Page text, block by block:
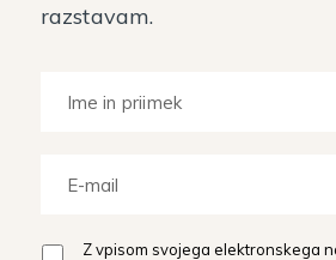
razstavam.
Z vpisom svojega elektronskega